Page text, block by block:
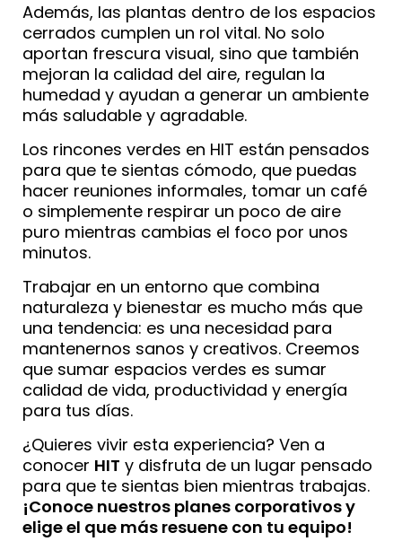
Además, las plantas dentro de los espacios
cerrados cumplen un rol vital. No solo
aportan frescura visual, sino que también
mejoran la calidad del aire, regulan la
humedad y ayudan a generar un ambiente
más saludable y agradable.
Los rincones verdes en HIT están pensados
para que te sientas cómodo, que puedas
hacer reuniones informales, tomar un café
o simplemente respirar un poco de aire
puro mientras cambias el foco por unos
minutos.
Trabajar en un entorno que combina
naturaleza y bienestar es mucho más que
una tendencia: es una necesidad para
mantenernos sanos y creativos. Creemos
que sumar espacios verdes es sumar
calidad de vida, productividad y energía
para tus días.
¿Quieres vivir esta experiencia? Ven a
conocer HIT y disfruta de un lugar pensado
para que te sientas bien mientras trabajas.
¡Conoce nuestros planes corporativos y
elige el que más resuene con tu equipo!